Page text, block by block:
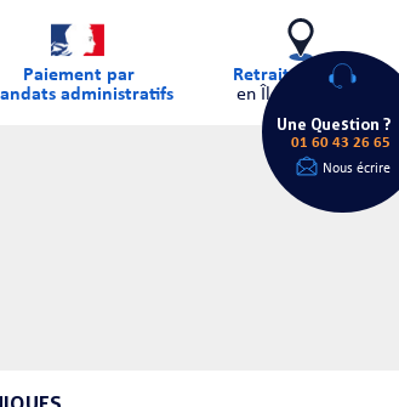
Paiement par
administratifs
Retrait sur place
en Île-de-France
Une Question ?
01 60 43 26 65
Nous écrire